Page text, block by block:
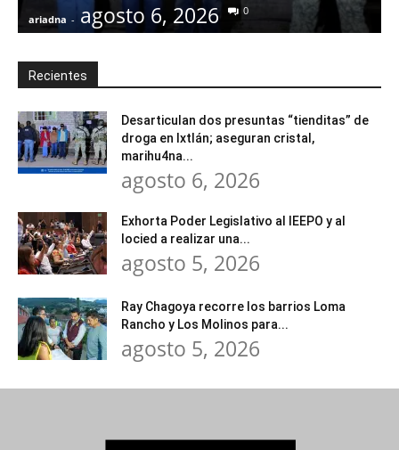
ariadna - agosto 6, 2026 0
Recientes
Desarticulan dos presuntas “tienditas” de
droga en Ixtlán; aseguran cristal,
marihu4na...
agosto 6, 2026
Exhorta Poder Legislativo al IEEPO y al
Iocied a realizar una...
agosto 5, 2026
Ray Chagoya recorre los barrios Loma
Rancho y Los Molinos para...
agosto 5, 2026